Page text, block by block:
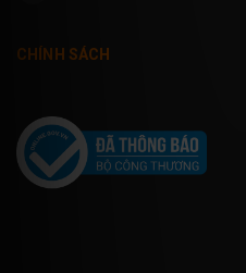
CHÍNH SÁCH